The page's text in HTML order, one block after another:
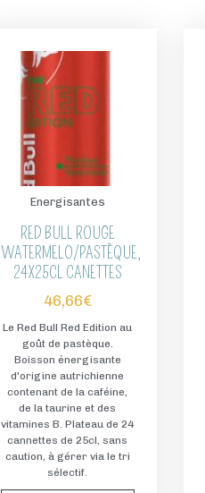
Energisantes
RED BULL ROUGE
WATERMELO/PASTÈQUE,
24X25CL CANETTES
46,66€
Le Red Bull Red Edition au
goût de pastèque.
Boisson énergisante
d'origine autrichienne
contenant de la caféine,
de la taurine et des
vitamines B. Plateau de 24
cannettes de 25cl, sans
caution, à gérer via le tri
sélectif.